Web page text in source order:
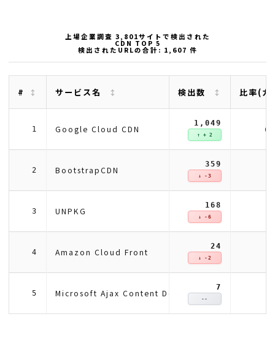
上場企業調査 3,801サイトで検出された
CDN TOP 5
検出されたURLの合計: 1,607 件
# サービス名 検出数 比率(
1 Google Cloud CDN
1,049
↑ + 2
2 BootstrapCDN
359
↓ -3
3 UNPKG
168
↓ -6
4 Amazon Cloud Front
24
↓ -2
5 Microsoft Ajax Content Delivery Network
7
--